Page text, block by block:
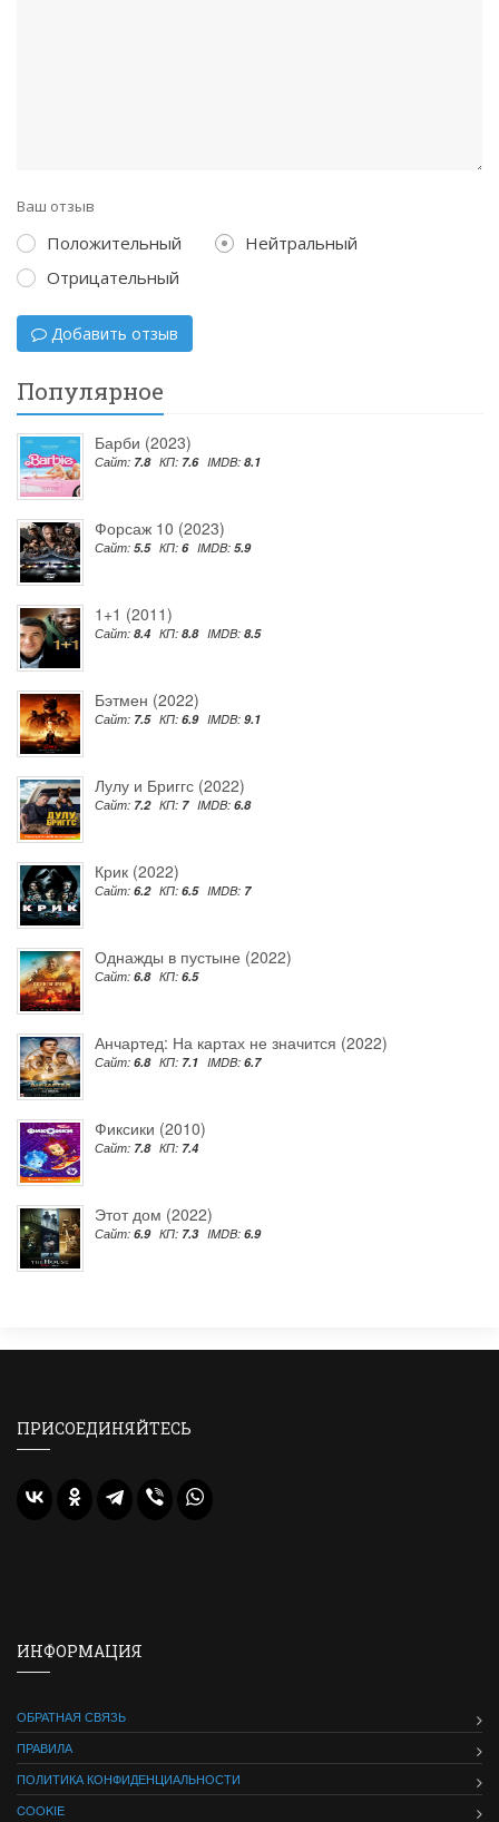
Ваш отзыв
Положительный
Нейтральный
Отрицательный
Добавить отзыв
Популярное
Барби (2023)
Сайт: 7.8 КП: 7.6 IMDB: 8.1
Форсаж 10 (2023)
Сайт: 5.5 КП: 6 IMDB: 5.9
1+1 (2011)
Сайт: 8.4 КП: 8.8 IMDB: 8.5
Бэтмен (2022)
Сайт: 7.5 КП: 6.9 IMDB: 9.1
Лулу и Бриггс (2022)
Сайт: 7.2 КП: 7 IMDB: 6.8
Крик (2022)
Сайт: 6.2 КП: 6.5 IMDB: 7
Однажды в пустыне (2022)
Сайт: 6.8 КП: 6.5
Анчартед: На картах не значится (2022)
Сайт: 6.8 КП: 7.1 IMDB: 6.7
Фиксики (2010)
Сайт: 7.8 КП: 7.4
Этот дом (2022)
Сайт: 6.9 КП: 7.3 IMDB: 6.9
ПРИСОЕДИНЯЙТЕСЬ
ИНФОРМАЦИЯ
ОБРАТНАЯ СВЯЗЬ
ПРАВИЛА
ПОЛИТИКА КОНФИДЕНЦИАЛЬНОСТИ
COOKIE